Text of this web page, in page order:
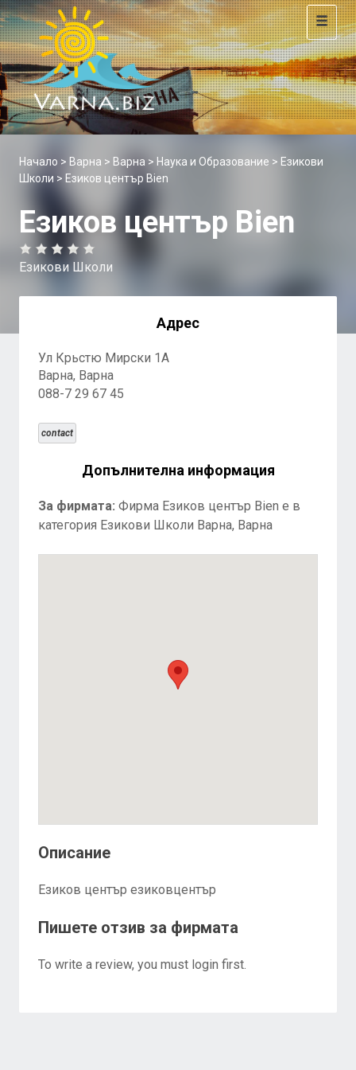
Toggle
Начало > Варна > Варна > Наука и Образование > Езикови
Школи > Езиков център Bien
Езиков център Bien
Езикови Школи
Адрес
Ул Крьстю Мирски 1А
Варна, Варна
088-7 29 67 45
contact
Допълнителна информация
За фирмата: Фирма Езиков център Bien е в
категория Езикови Школи Варна, Варна
Описание
Езиков център езиковцентър
Пишете отзив за фирмата
To write a review, you must login first.